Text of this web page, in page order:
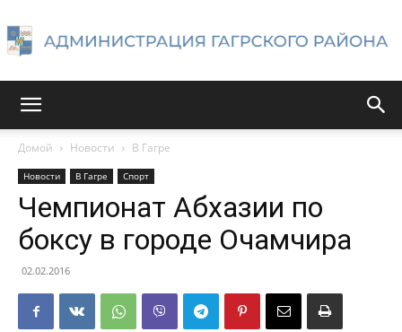
Домой Новости В Гагре
Новости В Гагре Спорт
Чемпионат Абхазии по
боксу в городе Очамчира
02.02.2016